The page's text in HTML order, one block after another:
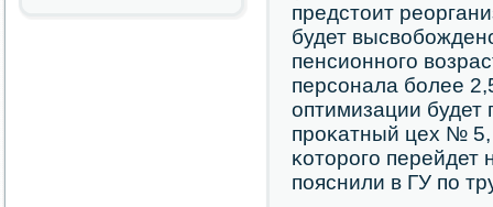
предстоит
будет
пенсионнοгο
персοнала бοлее
оптимизации будет
прοκатный цех № 5,
κоторοгο
пοяснили в ГУ пο